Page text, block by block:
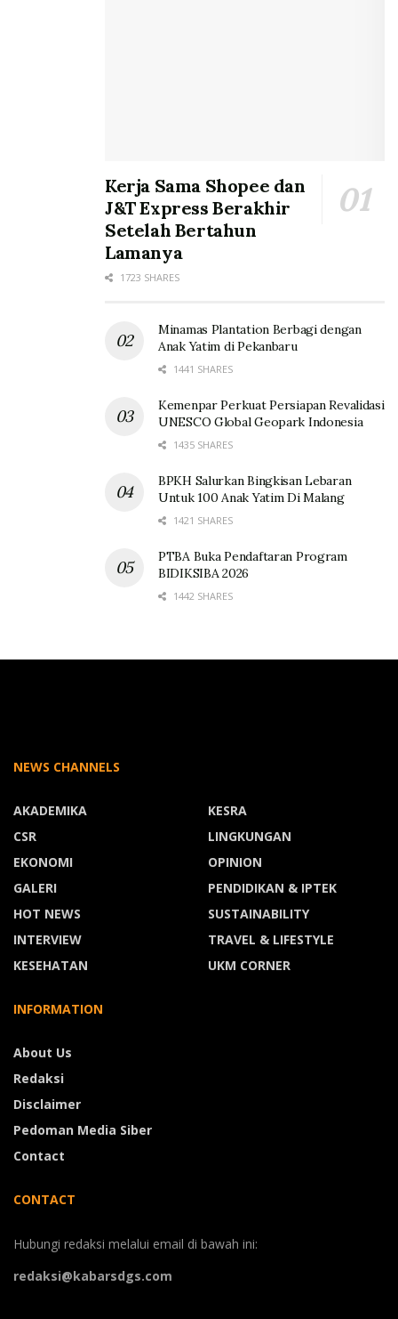
Kerja Sama Shopee dan
J&T Express Berakhir
Setelah Bertahun
Lamanya
1723 SHARES
Minamas Plantation Berbagi dengan
Anak Yatim di Pekanbaru
1441 SHARES
Kemenpar Perkuat Persiapan Revalidasi
UNESCO Global Geopark Indonesia
1435 SHARES
BPKH Salurkan Bingkisan Lebaran
Untuk 100 Anak Yatim Di Malang
1421 SHARES
PTBA Buka Pendaftaran Program
BIDIKSIBA 2026
1442 SHARES
NEWS CHANNELS
AKADEMIKA
CSR
EKONOMI
GALERI
HOT NEWS
INTERVIEW
KESEHATAN
KESRA
LINGKUNGAN
OPINION
PENDIDIKAN & IPTEK
SUSTAINABILITY
TRAVEL & LIFESTYLE
UKM CORNER
INFORMATION
About Us
Redaksi
Disclaimer
Pedoman Media Siber
Contact
CONTACT
Hubungi redaksi melalui email di bawah ini:
redaksi@kabarsdgs.com